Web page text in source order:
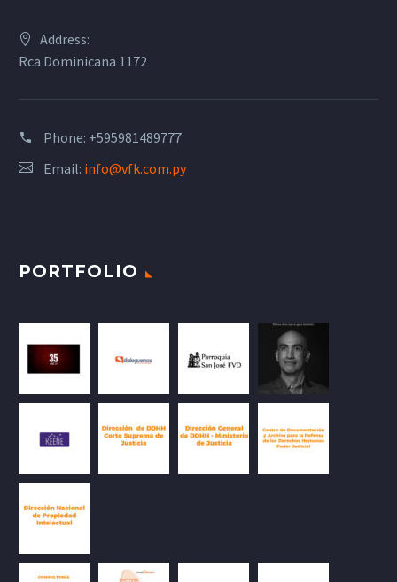
Address:
Rca Dominicana 1172
Phone: +595981489777
Email: info@vfk.com.py
PORTFOLIO